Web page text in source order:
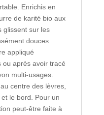
Enrichis en
de karité bio aux
glissent sur les
douces.
appliqué
ou après avoir tracé
multi-usages.
centre des lèvres,
le bord. Pour un
peut-être faite à